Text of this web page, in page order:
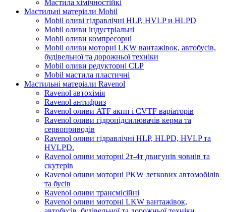
Мастила хімічностійкі
Мастильні матеріали Mobil
Mobil оливі гідравлічні HLP, HVLP и HLPD
Mobil оливи індустріальні
Mobil оливи компресорні
Mobil оливи моторні LKW вантажівок, автобусів,
будівельної та дорожньої техніки
Mobil оливи редукторні CLP
Mobil мастила пластичні
Мастильні матеріали Ravenol
Ravenol автохімія
Ravenol антифриз
Ravenol оливи ATF акпп і CVTF варіаторів
Ravenol оливи гідропідсилювачів керма та
сервоприводів
Ravenol оливи гідравлічні HLP, HLPD, HVLP та
HVLPD.
Ravenol оливи моторні 2т-4т двигунів човнів та
скутерів
Ravenol оливи моторні PKW легкових автомобілів
та бусів
Ravenol оливи трансмісійні
Ravenol оливи моторні LKW вантажівок,